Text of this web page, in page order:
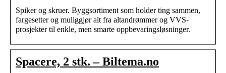
Spiker og skruer. Byggsortiment som holder ting sammen,
fargesetter og muliggjør alt fra altandrømmer og VVS-
prosjekter til enkle, men smarte oppbevaringsløsninger.
Spacere, 2 stk. – Biltema.no